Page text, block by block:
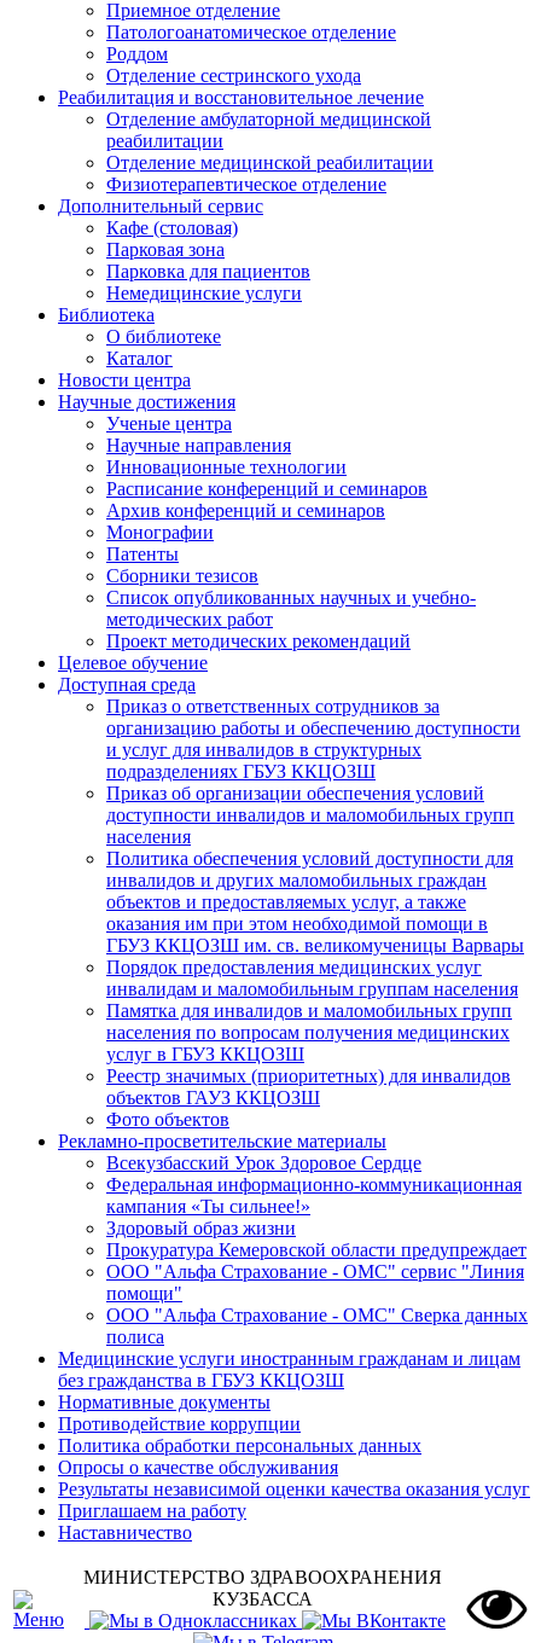
Приемное отделение
Патологоанатомическое отделение
Роддом
Отделение сестринского ухода
Реабилитация и восстановительное лечение
Отделение амбулаторной медицинской
реабилитации
Отделение медицинской реабилитации
Физиотерапевтическое отделение
Дополнительный сервис
Кафе (столовая)
Парковая зона
Парковка для пациентов
Немедицинские услуги
Библиотека
О библиотеке
Каталог
Новости центра
Научные достижения
Ученые центра
Научные направления
Инновационные технологии
Расписание конференций и семинаров
Архив конференций и семинаров
Монографии
Патенты
Сборники тезисов
Список опубликованных научных и учебно-
методических работ
Проект методических рекомендаций
Целевое обучение
Доступная среда
Приказ о ответственных сотрудников за
организацию работы и обеспечению доступности
и услуг для инвалидов в структурных
подразделениях ГБУЗ ККЦОЗШ
Приказ об организации обеспечения условий
доступности инвалидов и маломобильных групп
населения
Политика обеспечения условий доступности для
инвалидов и других маломобильных граждан
объектов и предоставляемых услуг, а также
оказания им при этом необходимой помощи в
ГБУЗ ККЦОЗШ им. св. великомученицы Варвары
Порядок предоставления медицинских услуг
инвалидам и маломобильным группам населения
Памятка для инвалидов и маломобильных групп
населения по вопросам получения медицинских
услуг в ГБУЗ ККЦОЗШ
Реестр значимых (приоритетных) для инвалидов
объектов ГАУЗ ККЦОЗШ
Фото объектов
Рекламно-просветительские материалы
Всекузбасский Урок Здоровое Сердце
Федеральная информационно-коммуникационная
кампания «Ты сильнее!»
Здоровый образ жизни
Прокуратура Кемеровской области предупреждает
ООО "Альфа Страхование - ОМС" сервис "Линия
помощи"
ООО "Альфа Страхование - ОМС" Сверка данных
полиса
Медицинские услуги иностранным гражданам и лицам
без гражданства в ГБУЗ ККЦОЗШ
Нормативные документы
Противодействие коррупции
Политика обработки персональных данных
Опросы о качестве обслуживания
Результаты независимой оценки качества оказания услуг
Приглашаем на работу
Наставничество
МИНИСТЕРСТВО ЗДРАВООХРАНЕНИЯ
КУЗБАССА